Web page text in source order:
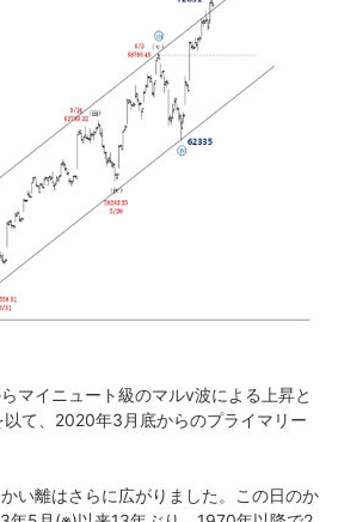
マイニュート級のマルv波による上昇と
て、2020年3月底からのプライマリー
い離はさらに広がりました。この日のか